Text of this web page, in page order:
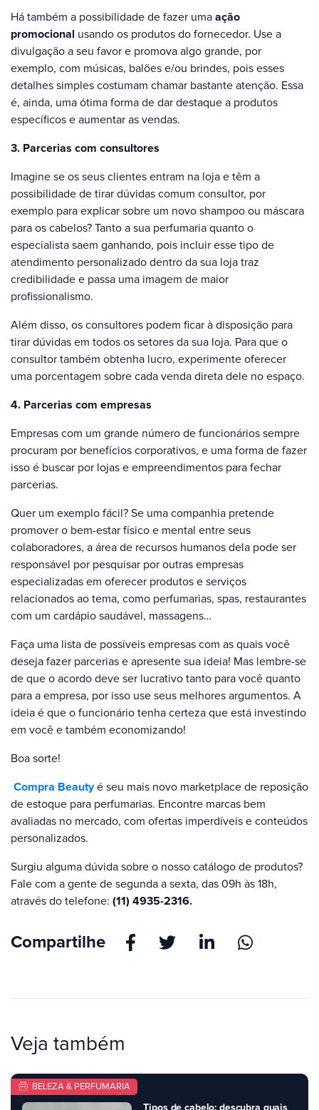
Há também a possibilidade de fazer uma ação
promocional usando os produtos do fornecedor. Use a
divulgação a seu favor e promova algo grande, por
exemplo, com músicas, balões e/ou brindes, pois esses
detalhes simples costumam chamar bastante atenção. Essa
é, ainda, uma ótima forma de dar destaque a produtos
específicos e aumentar as vendas.
3. Parcerias com consultores
Imagine se os seus clientes entram na loja e têm a
possibilidade de tirar dúvidas comum consultor, por
exemplo para explicar sobre um novo shampoo ou máscara
para os cabelos? Tanto a sua perfumaria quanto o
especialista saem ganhando, pois incluir esse tipo de
atendimento personalizado dentro da sua loja traz
credibilidade e passa uma imagem de maior
profissionalismo.
Além disso, os consultores podem ficar à disposição para
tirar dúvidas em todos os setores da sua loja. Para que o
consultor também obtenha lucro, experimente oferecer
uma porcentagem sobre cada venda direta dele no espaço.
4. Parcerias com empresas
Empresas com um grande número de funcionários sempre
procuram por benefícios corporativos, e uma forma de fazer
isso é buscar por lojas e empreendimentos para fechar
parcerias.
Quer um exemplo fácil? Se uma companhia pretende
promover o bem-estar físico e mental entre seus
colaboradores, a área de recursos humanos dela pode ser
responsável por pesquisar por outras empresas
especializadas em oferecer produtos e serviços
relacionados ao tema, como perfumarias, spas, restaurantes
com um cardápio saudável, massagens…
Faça uma lista de possíveis empresas com as quais você
deseja fazer parcerias e apresente sua ideia! Mas lembre-se
de que o acordo deve ser lucrativo tanto para você quanto
para a empresa, por isso use seus melhores argumentos. A
ideia é que o funcionário tenha certeza que está investindo
em você e também economizando!
Boa sorte!
Compra Beautyé seu mais novo marketplace de reposição
de estoque para perfumarias. Encontre marcas bem
avaliadas no mercado, com ofertas imperdíveis e conteúdos
personalizados.
Surgiu alguma dúvida sobre o nosso catálogo de produtos?
Fale com a gente de segunda a sexta, das 09h às 18h,
através do telefone: (11) 4935-2316.
Compartilhe
Veja também
Tipos de cabelo: descubra quais
BELEZA & PERFUMARIA